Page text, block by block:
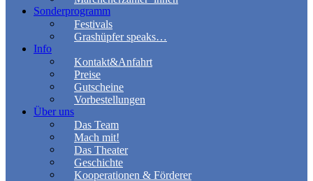
Sonderprogramm
Festivals
Grashüpfer speaks…
Info
Kontakt&Anfahrt
Preise
Gutscheine
Vorbestellungen
Über uns
Das Team
Mach mit!
Das Theater
Geschichte
Kooperationen & Förderer